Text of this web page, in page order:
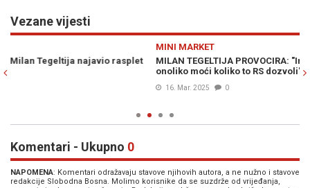
Vezane vijesti
MILAN TEGELTIJA PROVOCIRA: "Institucije BiH u RS-u imaju
onoliko moći koliko to RS dozvoli"
Komentari - Ukupno 0
NAPOMENA: Komentari odražavaju stavove njihovih autora, a ne nužno i stavove
redakcije Slobodna Bosna. Molimo korisnike da se suzdrže od vrijeđanja,